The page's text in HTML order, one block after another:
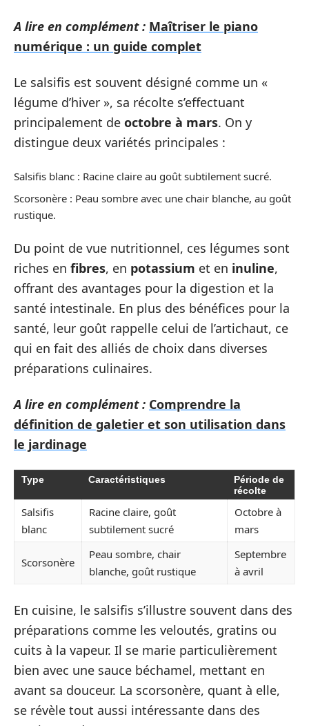
A lire en complément : Maîtriser le piano
numérique : un guide complet
Le salsifis est souvent désigné comme un «
légume d’hiver », sa récolte s’effectuant
principalement de octobre à mars. On y
distingue deux variétés principales :
Salsifis blanc : Racine claire au goût subtilement sucré.
Scorsonère : Peau sombre avec une chair blanche, au goût
rustique.
Du point de vue nutritionnel, ces légumes sont
riches en fibres, en potassium et en inuline,
offrant des avantages pour la digestion et la
santé intestinale. En plus des bénéfices pour la
santé, leur goût rappelle celui de l’artichaut, ce
qui en fait des alliés de choix dans diverses
préparations culinaires.
A lire en complément : Comprendre la
définition de galetier et son utilisation dans
le jardinage
Type Caractéristiques
Période de
récolte
Salsifis
blanc
Racine claire, goût
subtilement sucré
Octobre à
mars
Scorsonère
Peau sombre, chair
blanche, goût rustique
Septembre
à avril
En cuisine, le salsifis s’illustre souvent dans des
préparations comme les veloutés, gratins ou
cuits à la vapeur. Il se marie particulièrement
bien avec une sauce béchamel, mettant en
avant sa douceur. La scorsonère, quant à elle,
se révèle tout aussi intéressante dans des